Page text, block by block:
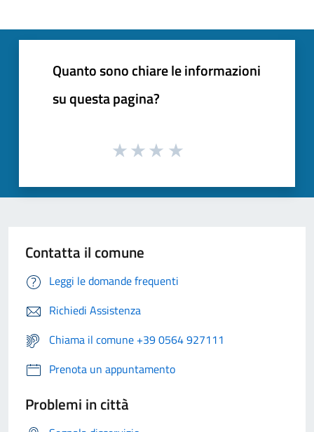
Quanto sono chiare le informazioni
su questa pagina?
Contatta il comune
Leggi le domande frequenti
Richiedi Assistenza
Chiama il comune +39 0564 927111
Prenota un appuntamento
Problemi in città